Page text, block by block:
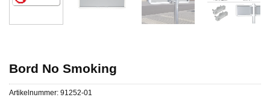
Bord No Smoking
Artikelnummer: 91252-01